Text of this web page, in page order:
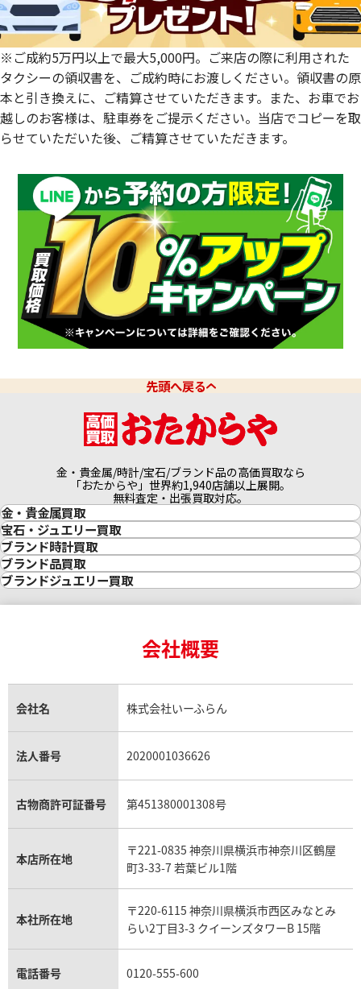
※ご成約5万円以上で最大5,000円。ご来店の際に利用された
タクシーの領収書を、ご成約時にお渡しください。領収書の原
本と引き換えに、ご精算させていただきます。また、お車でお
越しのお客様は、駐車券をご提示ください。当店でコピーを取
らせていただいた後、ご精算させていただきます。
先頭へ戻る
金・貴金属/時計/宝石/ブランド品の高価買取なら
「おたからや」世界約1,940店舗以上展開。
無料査定・出張買取対応。
金・貴金属買取
金買取
金の相場価格情報
金の参考買取価格一覧
インゴット買取
インゴットの相場価格情報
24金買取
金貨買取
貴金属買取
銀・シルバー買取
パラジウム買取
宝石・ジュエリー買取
宝石・ジュエリー買取
ダイヤモンド買取
ダイヤモンド・宝石の参考価格一覧
リング・結婚指輪買取
エメラルド買取
トパーズ買取
タンザナイト買取
キャッツアイ買取
アクアマリン買取
ブランド時計買取
時計買取
ロレックス買取
ロレックス デイトナ買取
ロレックス サブマリーナー買取
ロレックス エクスプローラー買取
ロレックス デイトジャスト買取
パテック フィリップノーチラス買取
ヴァシュロン・コンスタンタン買取
オメガ買取
カルティエ買取
フランク ミュラー買取
リシャール・ミル買取
パネライ買取
チューダー（チュードル）買取
ブランド品買取
ブランド買取
シャネル マトラッセ買取
セリーヌ買取
プラダ買取
ブランドジュエリー買取
ヴァンクリーフ＆アーペル買取
ショーメ買取
ダミアーニ買取
モーブッサン買取
会社概要
会社名 株式会社いーふらん
法人番号 2020001036626
古物商許可証番号 第451380001308号
本店所在地
〒221-0835 神奈川県横浜市神奈川区鶴屋
町3-33-7 若葉ビル1階
本社所在地
〒220-6115 神奈川県横浜市西区みなとみ
らい2丁目3-3 クイーンズタワーB 15階
電話番号 0120-555-600